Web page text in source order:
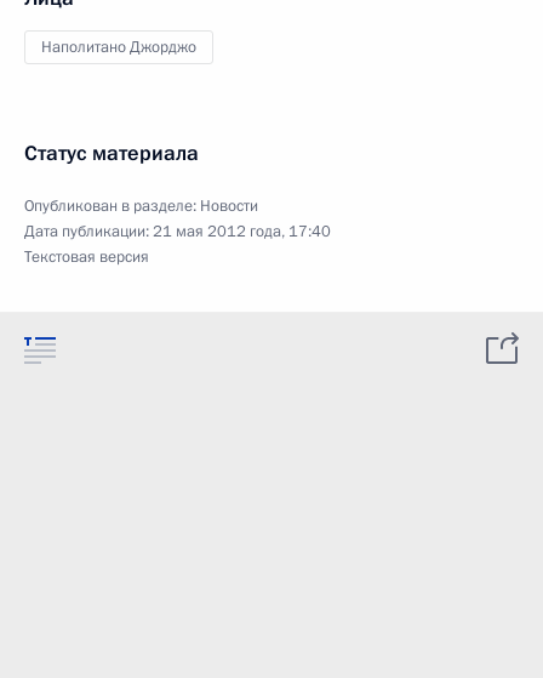
Наполитано Джорджо
Статус материала
Опубликован в разделе: Новости
Дата публикации:21 мая 2012 года, 17:40
Текстовая версия